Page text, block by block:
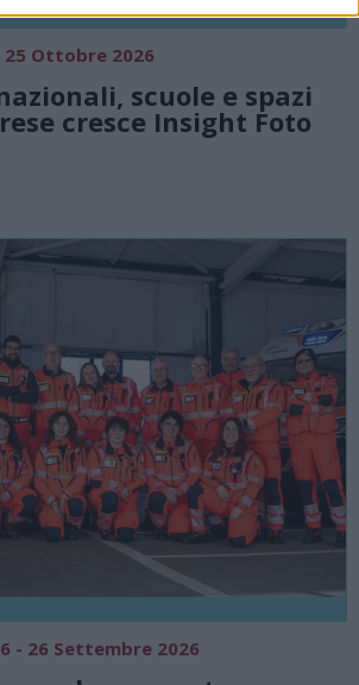
Ottobre 2026
scuole e spazi
cresce Insight Foto
- 26 Settembre 2026